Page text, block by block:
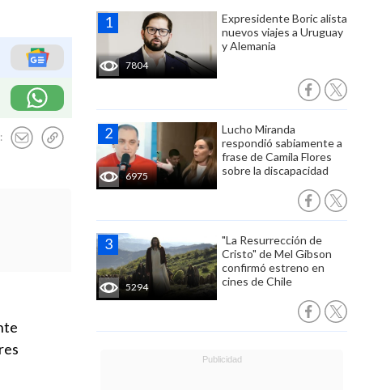
7804
Expresidente Boric alista
nuevos viajes a Uruguay
y Alemania
6975
Lucho Miranda
respondió sabiamente a
frase de Camila Flores
sobre la discapacidad
5294
"La Resurrección de
Cristo" de Mel Gibson
confirmó estreno en
cines de Chile